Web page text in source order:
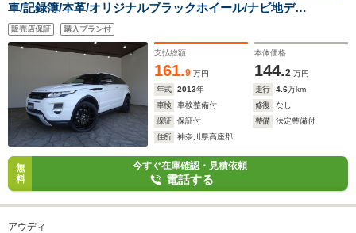
車/記録簿/本革/オリジナルブラックホイール/ナビ地デ
ジ/Bluetooth/MERIDIAN/フロント&サイド&バックカメ
ラ/HID/ETC/スマートキー/クルーズコントロール/シートヒータ
ー/パドルシフト/オートライト/FOG/
販売店保証 購入プラン付
支払総額
161.9 万円
本体価格
144.2 万円
年式
2013年 走行 4.6万km
車検
車検整備付 修復
なし
保証
保証付 整備
法定整備付
住所
神奈川県高座郡
無
料
今すぐ在庫確認・見積依頼
電話する
アウディ